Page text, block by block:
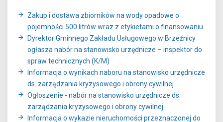
Zakup i dostawa zbiorników na wody opadowe o
pojemności 500 litrów wraz z etykietami o finansowaniu
Dyrektor Gminnego Zakładu Usługowego w Brzeźnicy
ogłasza nabór na stanowisko urzędnicze – inspektor do
spraw technicznych (K/M)
Informacja o wynikach naboru na stanowisko urzędnicze
ds. zarządzania kryzysowego i obrony cywilnej
Ogłoszenie - nabór na stanowisko urzędnicze ds.
zarządzania kryzysowego i obrony cywilnej
Informacja o wykazie nieruchomości przeznaczonej do